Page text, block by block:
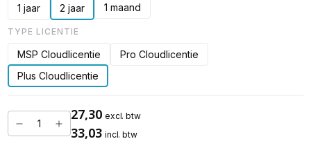
1 jaar 2 jaar 1 maand
TYPE LICENTIE
MSP Cloudlicentie
Pro Cloudlicentie
Plus Cloudlicentie
27,30 excl. btw
33,03 incl. btw